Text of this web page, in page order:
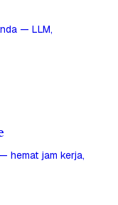
— LLM,
hemat jam kerja,